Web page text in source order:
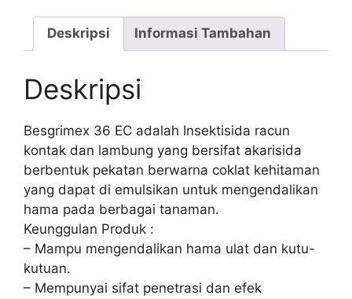
Deskripsi Informasi Tambahan
Deskripsi
Besgrimex 36 EC adalah Insektisida racun
kontak dan lambung yang bersifat akarisida
berbentuk pekatan berwarna coklat kehitaman
yang dapat di emulsikan untuk mengendalikan
hama pada berbagai tanaman.
Keunggulan Produk :
– Mampu mengendalikan hama ulat dan kutu-
kutuan.
– Mempunyai sifat penetrasi dan efek